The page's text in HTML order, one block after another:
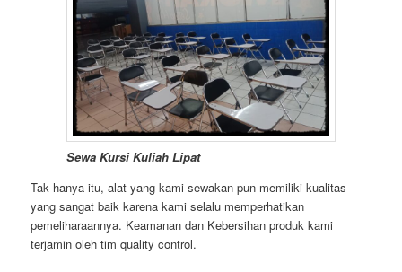
Sewa Kursi Kuliah Lipat
Tak hanya itu, alat yang kami sewakan pun memiliki kualitas
yang sangat baik karena kami selalu memperhatikan
pemeliharaannya. Keamanan dan Kebersihan produk kami
terjamin oleh tim quality control.